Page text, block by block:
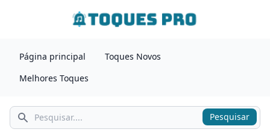
Página principal
Toques Novos
Melhores Toques
Pesquisar Pesquisar